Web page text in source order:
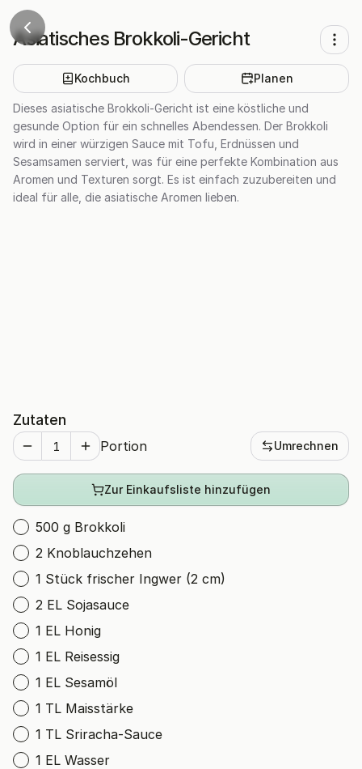
Asiatisches Brokkoli-Gericht
Kochbuch Planen
Dieses asiatische Brokkoli-Gericht ist eine köstliche und
gesunde Option für ein schnelles Abendessen. Der Brokkoli
wird in einer würzigen Sauce mit Tofu, Erdnüssen und
Sesamsamen serviert, was für eine perfekte Kombination aus
Aromen und Texturen sorgt. Es ist einfach zuzubereiten und
ideal für alle, die asiatische Aromen lieben.
Zutaten
Portion Umrechnen
Zur Einkaufsliste hinzufügen
500 g Brokkoli
2 Knoblauchzehen
1 Stück frischer Ingwer (2 cm)
2 EL Sojasauce
1 EL Honig
1 EL Reisessig
1 EL Sesamöl
1 TL Maisstärke
1 TL Sriracha-Sauce
1 EL Wasser